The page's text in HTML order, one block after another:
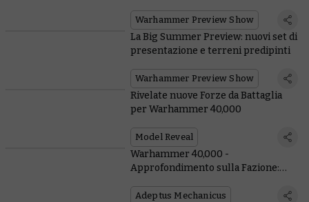
Warhammer Preview Show
La Big Summer Preview: nuovi set di
presentazione e terreni predipinti
Warhammer Preview Show
Rivelate nuove Forze da Battaglia
per Warhammer 40,000
Model Reveal
Warhammer 40,000 -
Approfondimento sulla Fazione:
Adeptus Mechanicus